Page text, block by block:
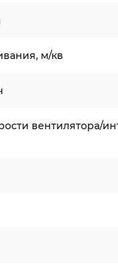
м/кв
вентилятора/